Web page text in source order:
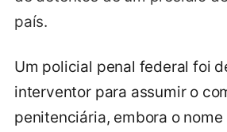
país.
Um policial penal federal foi
interventor para assumir o
penitenciária, embora o